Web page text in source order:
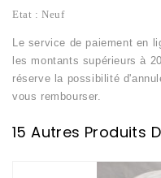
Etat :Neuf
Le service de paiement en
les montants supérieurs à
réserve la possibilité
vous rembourser.
15 Autres Produits